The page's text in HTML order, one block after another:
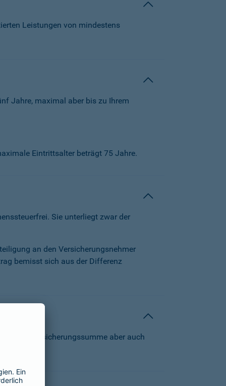
Leistungen von mindestens
Jahre, maximal aber bis zu Ihrem
Eintrittsalter beträgt 75 Jahre.
Sie unterliegt zwar der
an den Versicherungsnehmer
bemisst sich aus der Differenz
die Versicherungssumme aber auch